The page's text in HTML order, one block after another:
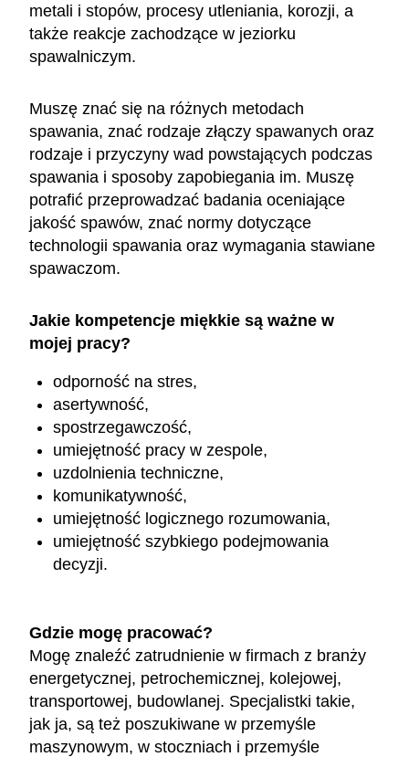
metali i stopów, procesy utleniania, korozji, a
także reakcje zachodzące w jeziorku
spawalniczym.
Muszę znać się na różnych metodach
spawania, znać rodzaje złączy spawanych oraz
rodzaje i przyczyny wad powstających podczas
spawania i sposoby zapobiegania im. Muszę
potrafić przeprowadzać badania oceniające
jakość spawów, znać normy dotyczące
technologii spawania oraz wymagania stawiane
spawaczom.
Jakie kompetencje miękkie są ważne w
mojej pracy?
odporność na stres,
asertywność,
spostrzegawczość,
umiejętność pracy w zespole,
uzdolnienia techniczne,
komunikatywność,
umiejętność logicznego rozumowania,
umiejętność szybkiego podejmowania
decyzji.
Gdzie mogę pracować?
Mogę znaleźć zatrudnienie w firmach z branży
energetycznej, petrochemicznej, kolejowej,
transportowej, budowlanej. Specjalistki takie,
jak ja, są też poszukiwane w przemyśle
maszynowym, w stoczniach i przemyśle